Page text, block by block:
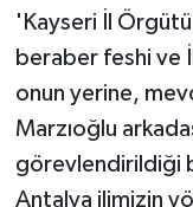
'Kayseri İl
beraber feshi ve İl
onun yerine,
Marzıoğlu
görevlendirildiği
Antalya ilimizin